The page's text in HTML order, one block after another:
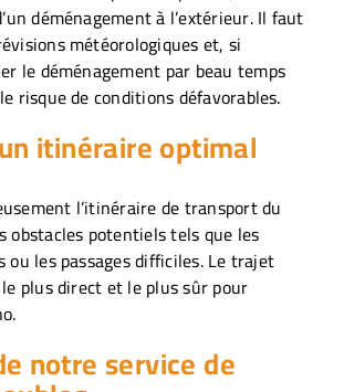
déménagement à l’extérieur. Il faut
météorologiques et, si
le déménagement par beau temps
risque de conditions défavorables.
itinéraire optimal
l’itinéraire de transport du
obstacles potentiels tels que les
les passages difficiles. Le trajet
plus direct et le plus sûr pour
notre service de